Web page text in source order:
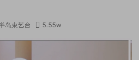
岛束艺台 5.55w